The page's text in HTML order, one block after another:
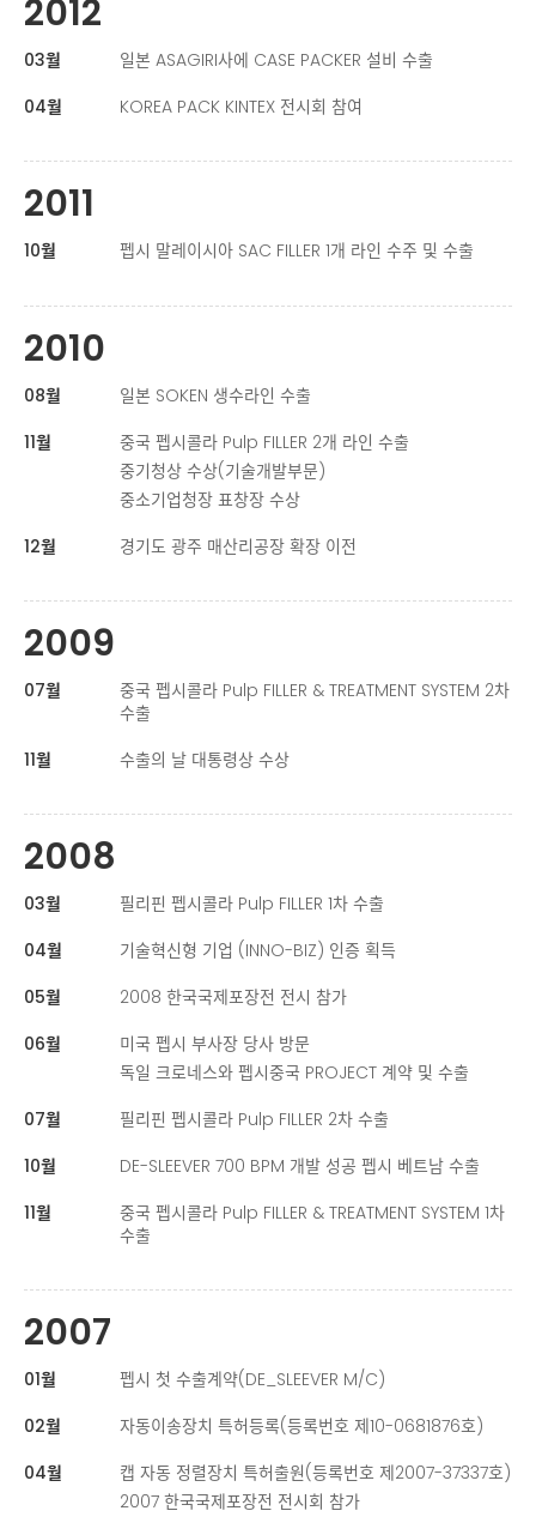
2012
03월
일본 ASAGIRI사에 CASE PACKER 설비 수출
04월
KOREA PACK KINTEX 전시회 참여
2011
10월 펩시 말레이시아 SAC FILLER 1개 라인 수주 및 수출
2010
08월
일본 SOKEN 생수라인 수출
11월
중국 펩시콜라 Pulp FILLER 2개 라인 수출
중기청상 수상(기술개발부문)
중소기업청장 표창장 수상
12월
경기도 광주 매산리공장 확장 이전
2009
07월
중국 펩시콜라 Pulp FILLER & TREATMENT SYSTEM 2차
수출
11월
수출의 날 대통령상 수상
2008
03월
필리핀 펩시콜라 Pulp FILLER 1차 수출
04월
기술혁신형 기업 (INNO-BIZ) 인증 획득
05월
2008 한국국제포장전 전시 참가
06월
미국 펩시 부사장 당사 방문
독일 크로네스와 펩시중국 PROJECT 계약 및 수출
07월
필리핀 펩시콜라 Pulp FILLER 2차 수출
10월
DE-SLEEVER 700 BPM 개발 성공 펩시 베트남 수출
11월
중국 펩시콜라 Pulp FILLER & TREATMENT SYSTEM 1차
수출
2007
01월
펩시 첫 수출계약(DE_SLEEVER M/C)
02월
자동이송장치 특허등록(등록번호 제10-0681876호)
04월
캡 자동 정렬장치 특허출원(등록번호 제2007-37337호)
2007 한국국제포장전 전시회 참가